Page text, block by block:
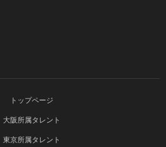
トップページ
大阪所属タレント
東京所属タレント